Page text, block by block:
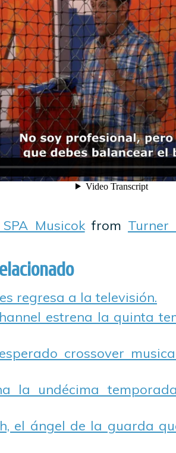
Musicokfrom Turner
regresa a la televisión.
estrena la quinta
crossover
la undécima
el ángel de la guarda